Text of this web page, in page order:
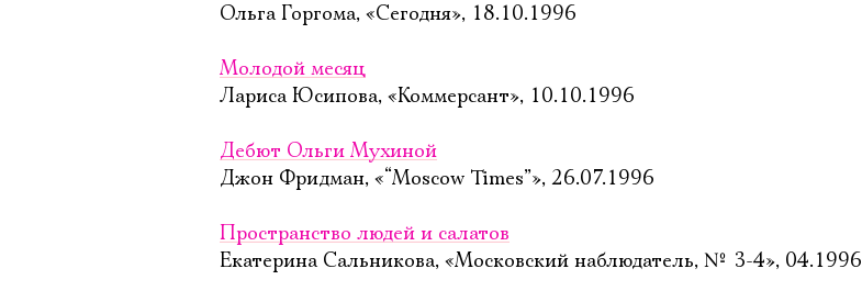
Ольга Горгома, «Сегодня», 18.10.1996
Молодой месяц
Лариса Юсипова, «Коммерсант», 10.10.1996
Дебют Ольги Мухиной
Джон Фридман, «“Moscow Times”», 26.07.1996
Пространство людей и салатов
Екатерина Сальникова, «Московский наблюдатель, № 3-4», 04.1996